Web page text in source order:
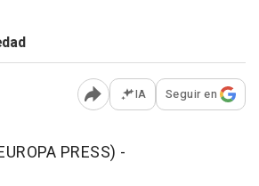
Abrir opciones para
IA Seguir en
PRESS) -